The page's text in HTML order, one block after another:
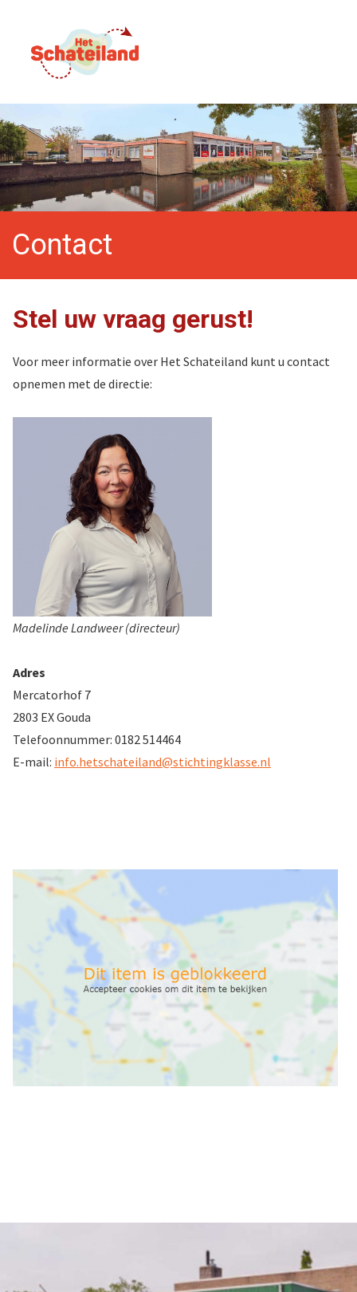
Contact
Stel uw vraag gerust!
Voor meer informatie over Het Schateiland kunt u contact
opnemen met de directie:
Madelinde Landweer (directeur)
Adres
Mercatorhof 7
2803 EX Gouda
Telefoonnummer: 0182 514464
E-mail: info.hetschateiland@stichtingklasse.nl